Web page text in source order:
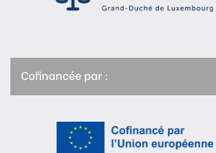
Cofinancée par :